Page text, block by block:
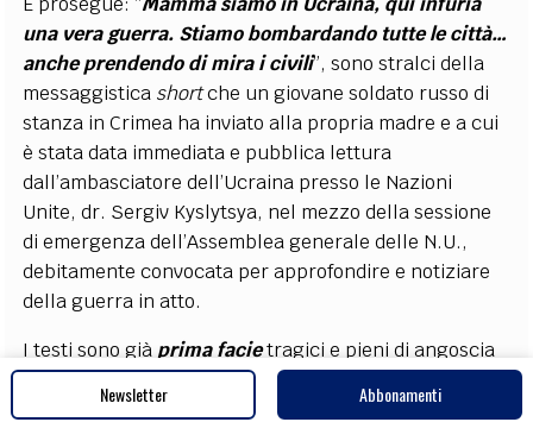
una vera guerra. Stiamo bombardando tutte le città…
anche prendendo di mira i civili”, sono stralci della
messaggistica shortche un giovane soldato russo di
stanza in Crimea ha inviato alla propria madre e a cui
è stata data immediata e pubblica lettura
dall’ambasciatore dell’Ucraina presso le Nazioni
Unite, dr. Sergiv Kyslytsya, nel mezzo della sessione
di emergenza dell’Assemblea generale delle N.U.,
debitamente convocata per approfondire e notiziare
della guerra in atto.
I testi sono già prima facietragici e pieni di angoscia
seppur riportati con netta e lucida franchezza, v’è
una reale ammissione di responsabilità di quanto
Newsletter Abbonamenti